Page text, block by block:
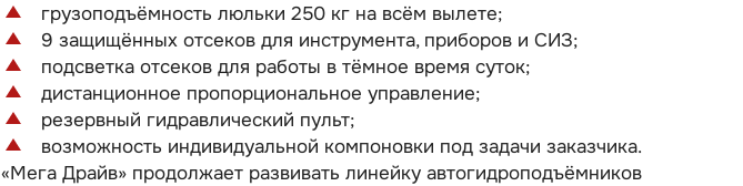
грузоподъёмность люльки 250 кг на всём вылете;
9 защищённых отсеков для инструмента, приборов и СИЗ;
подсветка отсеков для работы в тёмное время суток;
дистанционное пропорциональное управление;
резервный гидравлический пульт;
возможность индивидуальной компоновки под задачи заказчика.
«Мега Драйв» продолжает развивать линейку автогидроподъёмников